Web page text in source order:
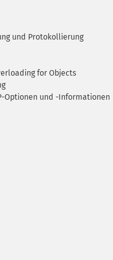
und Protokollierung
for Objects
Optionen und -Informationen